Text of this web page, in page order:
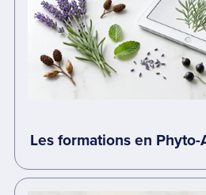
Les formations en